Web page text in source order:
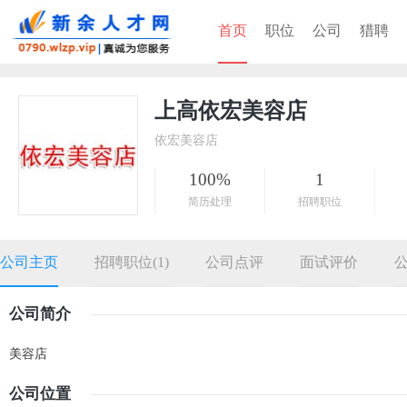
首页 职位 公司 猎聘
上高依宏美容店
依宏美容店
100%
简历处理
1
招聘职位
公司主页 招聘职位(1) 公司点评 面试评价
公司简介
美容店
公司位置